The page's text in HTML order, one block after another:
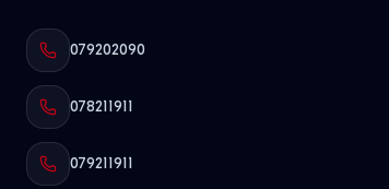
079202090
078211911
079211911